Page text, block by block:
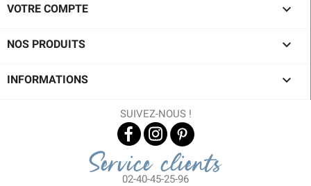
VOTRE COMPTE 
NOS PRODUITS 
INFORMATIONS 
SUIVEZ-NOUS !
Service clients
02-40-45-25-96